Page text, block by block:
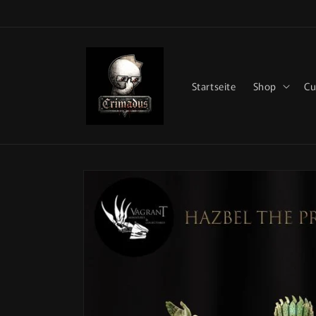
Startseite Shop
springen